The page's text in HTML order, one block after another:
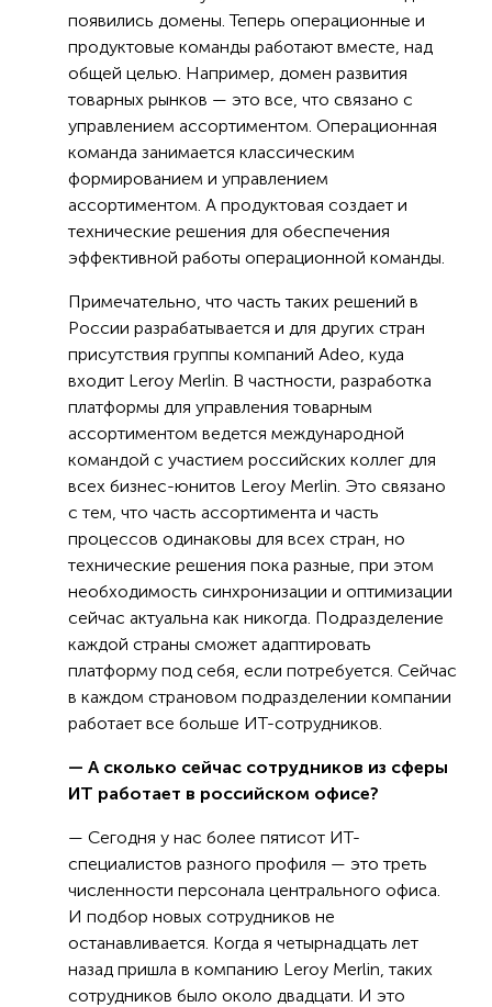
появились домены. Теперь операционные и
продуктовые команды работают вместе, над
общей целью. Например, домен развития
товарных рынков — это все, что связано с
управлением ассортиментом. Операционная
команда занимается классическим
формированием и управлением
ассортиментом. А продуктовая создает и
технические решения для обеспечения
эффективной работы операционной команды.
Примечательно, что часть таких решений в
России разрабатывается и для других стран
присутствия группы компаний Adeo, куда
входит Leroy Merlin. В частности, разработка
платформы для управления товарным
ассортиментом ведется международной
командой с участием российских коллег для
всех бизнес-юнитов Leroy Merlin. Это связано
с тем, что часть ассортимента и часть
процессов одинаковы для всех стран, но
технические решения пока разные, при этом
необходимость синхронизации и оптимизации
сейчас актуальна как никогда. Подразделение
каждой страны сможет адаптировать
платформу под себя, если потребуется. Сейчас
в каждом страновом подразделении компании
работает все больше ИТ-сотрудников.
— А сколько сейчас сотрудников из сферы
ИТ работает в российском офисе?
— Сегодня у нас более пятисот ИТ-
специалистов разного профиля — это треть
численности персонала центрального офиса.
И подбор новых сотрудников не
останавливается. Когда я четырнадцать лет
назад пришла в компанию Leroy Merlin, таких
сотрудников было около двадцати. И это